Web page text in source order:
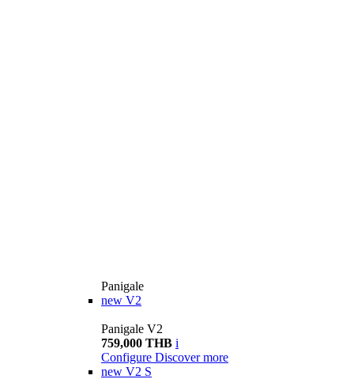
Panigale
new V2
Panigale V2
759,000 THB i
Configure Discover more
new V2 S